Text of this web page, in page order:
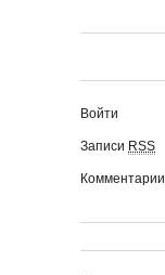
Войти
Записи RSS
Комментарии